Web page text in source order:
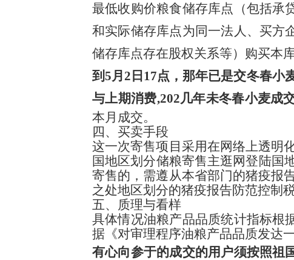
最低收购价粮食储存库点（包括承
和实际储存库点为同一法人、买方
储存库点存在股权关系等）购买本
到5月2日17点，那年已是交冬春小
与上期消费,202几年未冬春小麦成
本月成交。
四、买卖手段
这一次寄售项目采用在网络上透明
国地区划分储粮寄售主逛网登陆国
寄售的，需遵从本省部门的猪疫报
之处地区划分的猪疫报告防范控制
五、质理与看样
具体情况油粮产品品质统计指标根
据《对审理程序油粮产品品质发达
有心向参于的成交的用户须按照祖